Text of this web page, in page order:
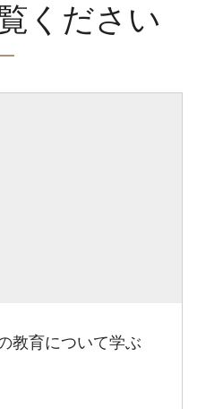
ください
教育について学ぶ